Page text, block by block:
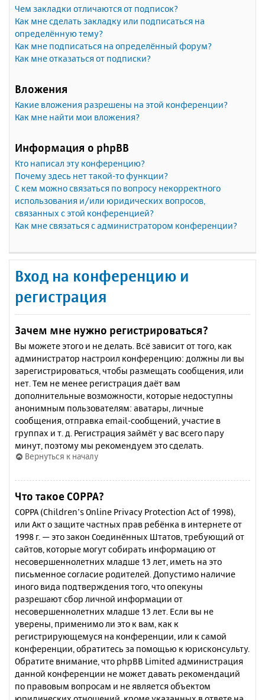
Чем закладки отличаются от подписок?
Как мне сделать закладку или подписаться на
определённую тему?
Как мне подписаться на определённый форум?
Как мне отказаться от подписки?
Вложения
Какие вложения разрешены на этой конференции?
Как мне найти мои вложения?
Информация о phpBB
Кто написал эту конференцию?
Почему здесь нет такой-то функции?
С кем можно связаться по вопросу некорректного
использования и/или юридических вопросов,
связанных с этой конференцией?
Как мне связаться с администратором конференции?
Вход на конференцию и
регистрация
Зачем мне нужно регистрироваться?
Вы можете этого и не делать. Всё зависит от того, как
администратор настроил конференцию: должны ли вы
зарегистрироваться, чтобы размещать сообщения, или
нет. Тем не менее регистрация даёт вам
дополнительные возможности, которые недоступны
анонимным пользователям: аватары, личные
сообщения, отправка email-сообщений, участие в
группах и т. д. Регистрация займёт у вас всего пару
минут, поэтому мы рекомендуем это сделать.
Вернуться к началу
Что такое COPPA?
COPPA (Children’s Online Privacy Protection Act of 1998),
или Акт о защите частных прав ребёнка в интернете от
1998 г. — это закон Соединённых Штатов, требующий от
сайтов, которые могут собирать информацию от
несовершеннолетних младше 13 лет, иметь на это
письменное согласие родителей. Допустимо наличие
иного вида подтверждения того, что опекуны
разрешают сбор личной информации от
несовершеннолетних младше 13 лет. Если вы не
уверены, применимо ли это к вам, как к
регистрирующемуся на конференции, или к самой
конференции, обратитесь за помощью к юрисконсульту.
Обратите внимание, что phpBB Limited администрация
данной конференции не может давать рекомендаций
по правовым вопросам и не является объектом